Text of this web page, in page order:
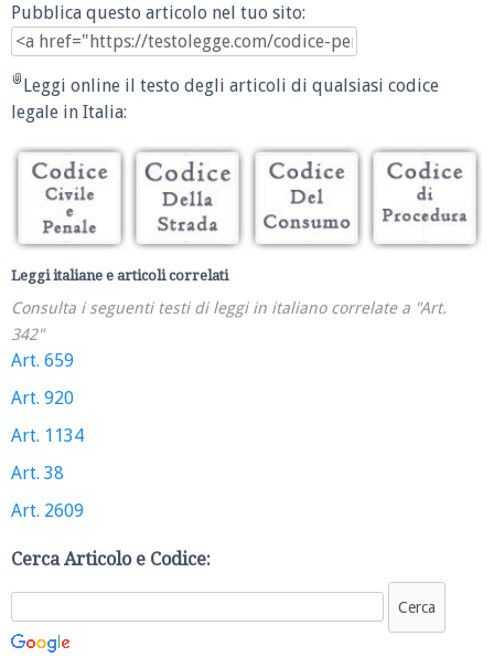
Pubblica questo articolo nel tuo sito:
Leggi online il testo degli articoli di qualsiasi codice
legale in Italia:
Leggi italiane e articoli correlati
Consulta i seguenti testi di leggi in italiano correlate a "Art.
342"
Art. 659
Art. 920
Art. 1134
Art. 38
Art. 2609
Cerca Articolo e Codice: